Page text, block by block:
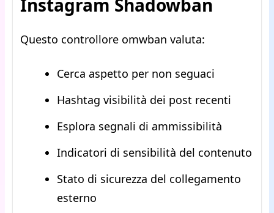
Instagram Shadowban
Questo controllore omwban valuta:
Cerca aspetto per non seguaci
Hashtag visibilità dei post recenti
Esplora segnali di ammissibilità
Indicatori di sensibilità del contenuto
Stato di sicurezza del collegamento
esterno